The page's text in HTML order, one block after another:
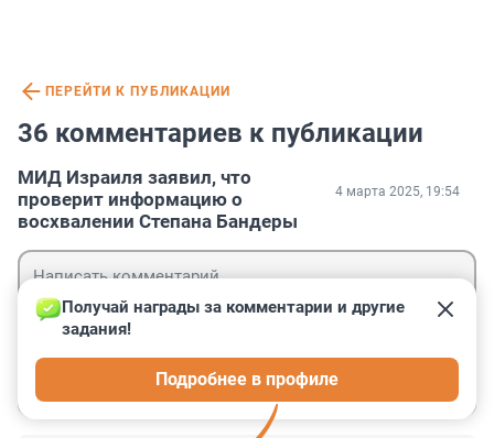
ПЕРЕЙТИ К ПУБЛИКАЦИИ
36 комментариев к публикации
МИД Израиля заявил, что
проверит информацию о
восхвалении Степана Бандеры
4 марта 2025, 19:54
Получай награды за комментарии и другие
задания!
Подробнее в профиле